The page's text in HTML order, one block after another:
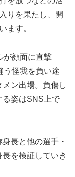
りを果たし、開
ます。
が顔面に直撃
う怪我を負い途
ン出場。負傷し
る姿はSNS上で
長と他の選手・
を検証していき